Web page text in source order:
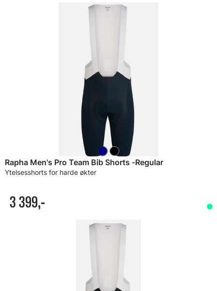
Rapha Men's Pro Team Bib Shorts -Regular
Ytelsesshorts for harde økter
3 399,-